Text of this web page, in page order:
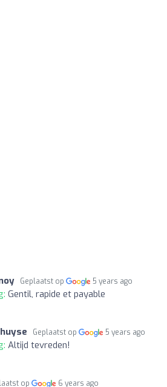
Geplaatst op 5 years ago
Gentil, rapide et payable
Geplaatst op 5 years ago
Altijd tevreden!
op 6 years ago